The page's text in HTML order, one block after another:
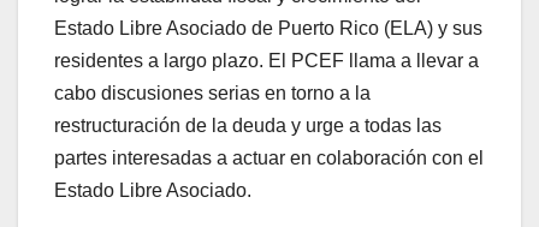
Estado Libre Asociado de Puerto Rico (ELA) y sus
residentes a largo plazo. El PCEF llama a llevar a
cabo discusiones serias en torno a la
restructuración de la deuda y urge a todas las
partes interesadas a actuar en colaboración con el
Estado Libre Asociado.